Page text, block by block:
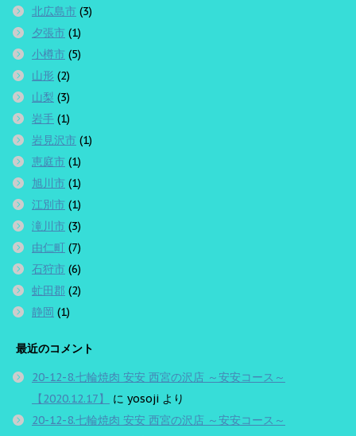
北広島市 (3)
夕張市 (1)
小樽市 (5)
山形 (2)
山梨 (3)
岩手 (1)
岩見沢市 (1)
恵庭市 (1)
旭川市 (1)
江別市 (1)
滝川市 (3)
由仁町 (7)
石狩市 (6)
虻田郡 (2)
静岡 (1)
最近のコメント
20-12-8.七輪焼肉 安安 西宮の沢店 ～安安コース～
【2020.12.17】
に yosoji より
20-12-8.七輪焼肉 安安 西宮の沢店 ～安安コース～